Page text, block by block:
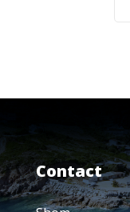
Contact